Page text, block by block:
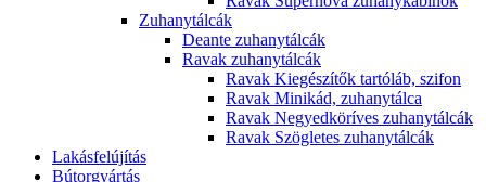
Zuhanytálcák
Deante zuhanytálcák
Ravak zuhanytálcák
Ravak Kiegészítők tartóláb, szifon
Ravak Minikád, zuhanytálca
Ravak Negyedköríves zuhanytálcák
Ravak Szögletes zuhanytálcák
Lakásfelújítás
Bútorgyártás